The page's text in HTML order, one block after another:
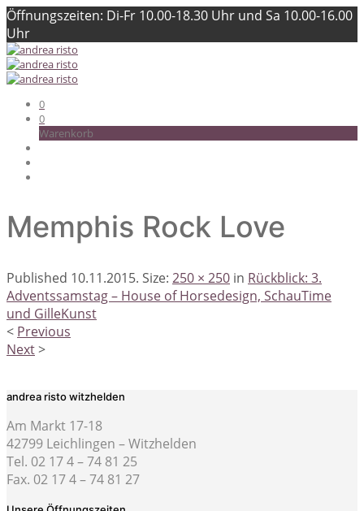
Öffnungszeiten: Di-Fr 10.00-18.30 Uhr und Sa 10.00-16.00
Uhr
0
0
Warenkorb
Memphis Rock Love
Published 10.11.2015. Size: 250 × 250 in Rückblick: 3.
Adventssamstag – House of Horsedesign, SchauTime
und GilleKunst
< Previous
Next>
andrea risto witzhelden
Am Markt 17-18
42799 Leichlingen – Witzhelden
Tel. 02 17 4 – 74 81 25
Fax. 02 17 4 – 74 81 27